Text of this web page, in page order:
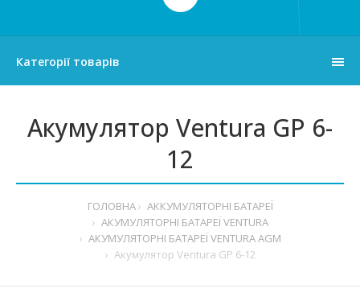
Категорії товарів
Акумулятор Ventura GP 6-
12
ГОЛОВНА
АККУМУЛЯТОРНІ БАТАРЕЇ
АКУМУЛЯТОРНІ БАТАРЕЇ VENTURA
АКУМУЛЯТОРНІ БАТАРЕЇ VENTURA AGM
Акумулятор Ventura GP 6-12